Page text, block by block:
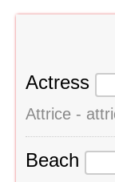
Actress
Attrice -
Beach